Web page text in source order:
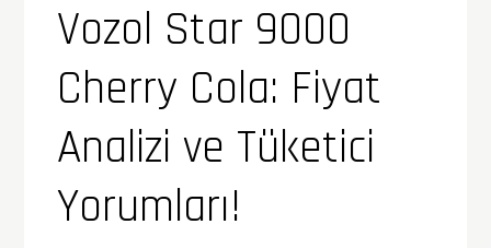
Vozol Star 9000
Cherry Cola: Fiyat
Analizi ve Tüketici
Yorumları!